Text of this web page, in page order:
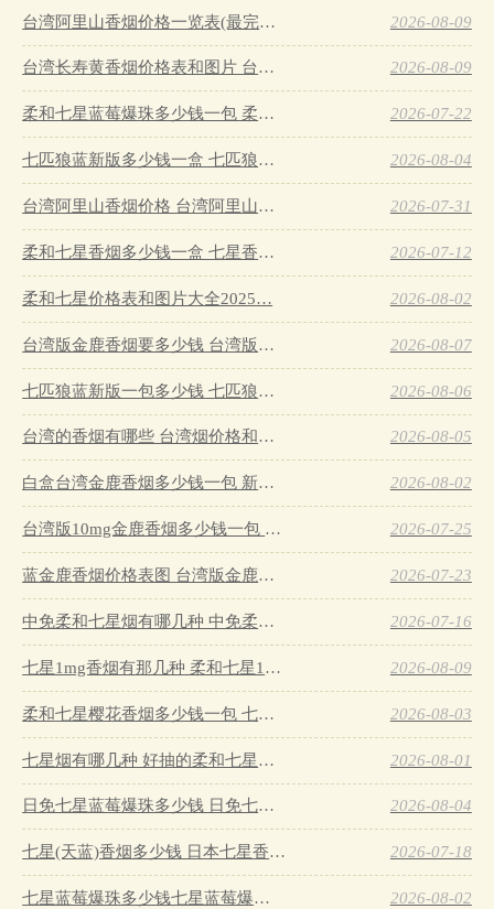
台湾阿里山香烟价格一览表(最完整版)… 2026-08-09
台湾长寿黄香烟价格表和图片 台湾长寿硬黄香烟价格… 2026-08-09
柔和七星蓝莓爆珠多少钱一包 柔和七星蓝莓爆珠价格一览… 2026-07-22
七匹狼蓝新版多少钱一盒 七匹狼蓝新版香烟价格大全… 2026-08-04
台湾阿里山香烟价格 台湾阿里山香烟价格表图… 2026-07-31
柔和七星香烟多少钱一盒 七星香烟价格一览… 2026-07-12
柔和七星价格表和图片大全2025… 2026-08-02
台湾版金鹿香烟要多少钱 台湾版金鹿香烟价格详情介绍… 2026-08-07
七匹狼蓝新版一包多少钱 七匹狼蓝新版价格参数及特点… 2026-08-06
台湾的香烟有哪些 台湾烟价格和图片介绍… 2026-08-05
白盒台湾金鹿香烟多少钱一包 新版白盒台湾金鹿香烟价格10元/包… 2026-08-02
台湾版10mg金鹿香烟多少钱一包 蓝金鹿香烟价格5元/包… 2026-07-25
蓝金鹿香烟价格表图 台湾版金鹿香烟多少钱… 2026-07-23
中免柔和七星烟有哪几种 中免柔和七星多少钱… 2026-07-16
七星1mg香烟有那几种 柔和七星1mg香烟价格种类… 2026-08-09
柔和七星樱花香烟多少钱一包 七星樱花香烟售价28元/包… 2026-08-03
七星烟有哪几种 好抽的柔和七星烟种类价格… 2026-08-01
日免七星蓝莓爆珠多少钱 日免七星蓝莓爆珠价格表… 2026-08-04
七星(天蓝)香烟多少钱 日本七星香烟价格表… 2026-07-18
七星蓝莓爆珠多少钱七星蓝莓爆珠香烟有几个版本… 2026-08-02